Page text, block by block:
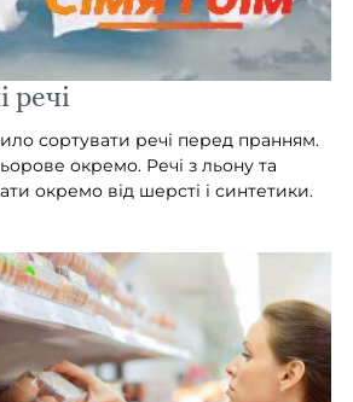
речі
сортувати речі перед пранням.
окремо. Речі з льону та
окремо від шерсті і синтетики.